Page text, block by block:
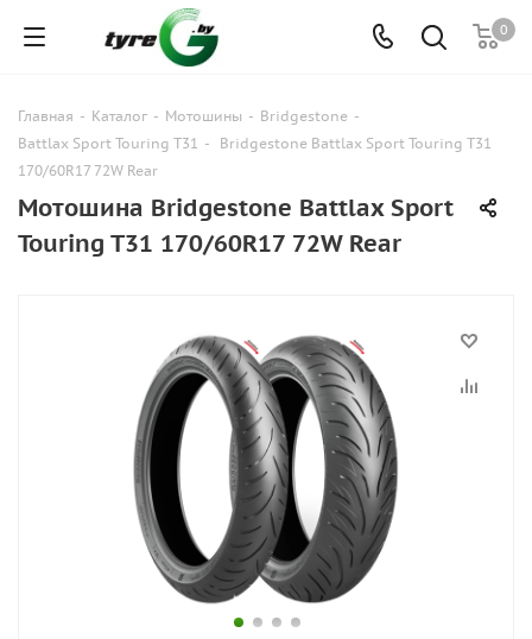
0
Главная - Каталог - Мотошины - Bridgestone -
Battlax Sport Touring T31 -
Bridgestone Battlax Sport Touring T31
170/60R17 72W Rear
Мотошина Bridgestone Battlax Sport
Touring T31 170/60R17 72W Rear